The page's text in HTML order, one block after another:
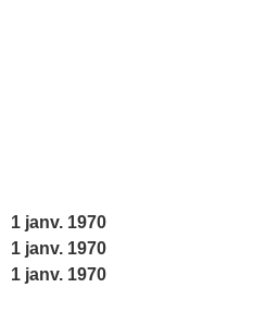
1 janv. 1970
1 janv. 1970
1 janv. 1970